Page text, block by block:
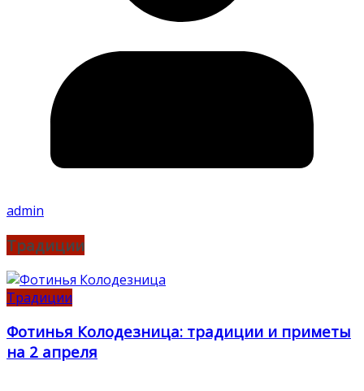
admin
Традиции
Традиции
Фотинья Колодезница: традиции и приметы
на 2 апреля